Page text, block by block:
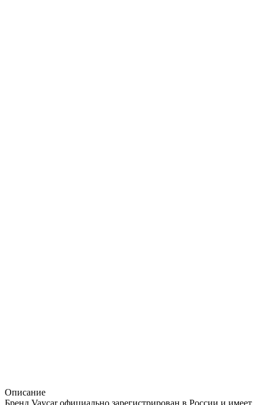
Описание